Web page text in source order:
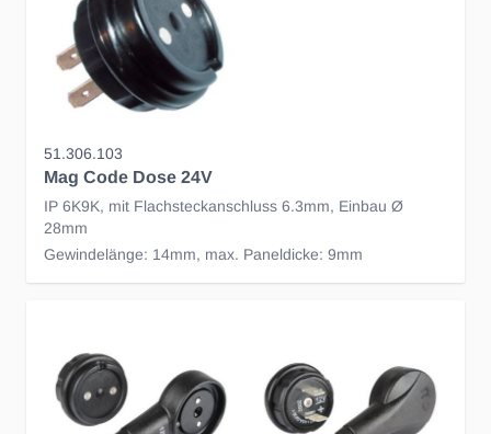
51.306.103
Mag Code Dose 24V
IP 6K9K, mit Flachsteckanschluss 6.3mm, Einbau Ø
28mm
Gewindelänge: 14mm, max. Paneldicke: 9mm